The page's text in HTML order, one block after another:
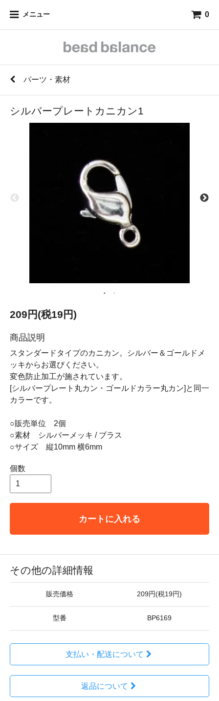
メニュー 0
パーツ・素材
シルバープレートカニカン1
209円(税19円)
商品説明
スタンダードタイプのカニカン。シルバー＆ゴールドメ
ッキからお選びください。
変色防止加工が施されています。
[シルバープレート丸カン・ゴールドカラー丸カン]と同一
カラーです。
○販売単位 2個
○素材 シルバーメッキ / ブラス
○サイズ 縦10mm 横6mm
個数
カートに入れる
その他の詳細情報
販売価格 209円(税19円)
型番 BP6169
支払い・配送について
返品について